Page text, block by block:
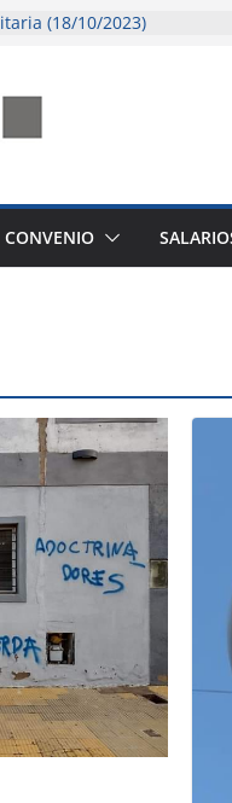
(18/10/2023)
y preuniversitaria
para liquidación
para liquidación (junio a
(9/6/2023)
CONVENIO